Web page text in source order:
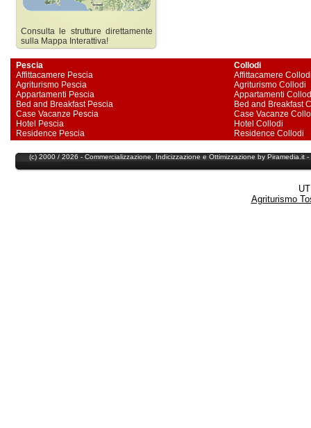
Consulta le strutture direttamente
sulla Mappa Interattiva!
Pescia
Affittacamere Pescia
Agriturismo Pescia
Appartamenti Pescia
Bed and Breakfast Pescia
Case Vacanze Pescia
Hotel Pescia
Residence Pescia
Collodi
Affittacamere
Agriturismo Collodi
Appartamenti
Bed and Breakfast
Case Vacanze
Hotel Collodi
Residence Collodi
(c) 2000 / 2026 - Commercializzazione, Indicizzazione e Ottimizzazione by Piramedia .it
Agriturismo